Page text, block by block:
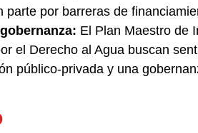
parte por barreras de
El Plan Maestro de
el Derecho al Agua buscan
público-privada y una